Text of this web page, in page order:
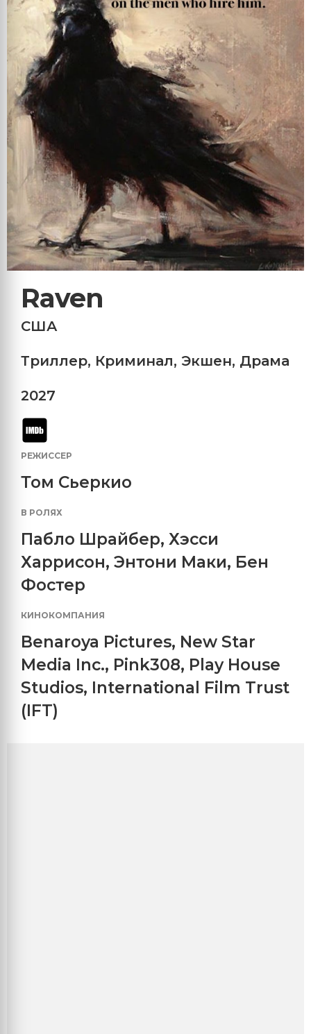
Raven
США
Триллер, Криминал, Экшен, Драма
2027
РЕЖИССЕР
Том Сьеркио
В РОЛЯХ
Пабло Шрайбер, Хэсси
Харрисон, Энтони Маки, Бен
Фостер
КИНОКОМПАНИЯ
Benaroya Pictures, New Star
Media Inc., Pink308, Play House
Studios, International Film Trust
(IFT)